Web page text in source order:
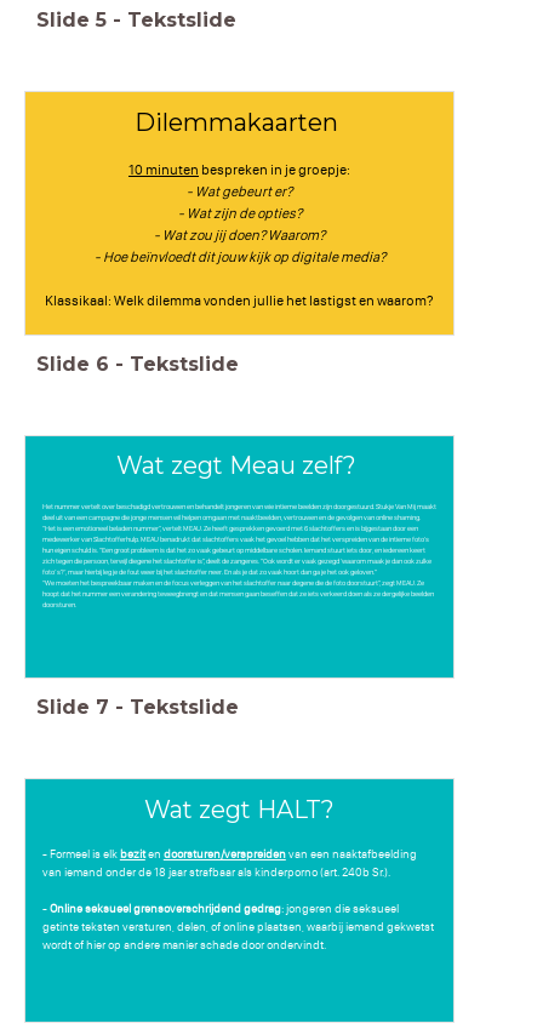
Slide 5 - Tekstslide
Dilemmakaarten
10 minuten bespreken in je groepje:
- Wat gebeurt er?
- Wat zijn de opties?
- Wat zou jij doen? Waarom?
- Hoe beïnvloedt dit jouw kijk op digitale media?
Klassikaal: Welk dilemma vonden jullie het lastigst en waarom?
Slide 6 - Tekstslide
Wat zegt Meau zelf?
Het nummer vertelt over beschadigd vertrouwen en behandelt jongeren van wie intieme beelden zijn doorgestuurd. Stukje Van Mij maakt
deel uit van een campagne die jonge mensen wil helpen omgaan met naaktbeelden, vertrouwen en de gevolgen van online shaming.
"Het is een emotioneel beladen nummer", vertelt MEAU. Ze heeft gesprekken gevoerd met 6 slachtoffers en is bijgestaan door een
medewerker van Slachtofferhulp. MEAU benadrukt dat slachtoffers vaak het gevoel hebben dat het verspreiden van de intieme foto's
hun eigen schuld is. “Een groot probleem is dat het zo vaak gebeurt op middelbare scholen. Iemand stuurt iets door, en iedereen keert
zich tegen die persoon, terwijl diegene het slachtoffer is”, deelt de zangeres. “Ook wordt er vaak gezegd ‘waarom maak je dan ook zulke
foto’s?’, maar hierbij leg je de fout weer bij het slachtoffer neer. En als je dat zo vaak hoort dan ga je het ook geloven.”
“We moeten het bespreekbaar maken en de focus verleggen van het slachtoffer naar degene die de foto doorstuurt”, zegt MEAU. Ze
hoopt dat het nummer een verandering teweegbrengt en dat mensen gaan beseffen dat ze iets verkeerd doen als ze dergelijke beelden
doorsturen.
Slide 7 - Tekstslide
Wat zegt HALT?
- Formeel is elkbeziten doorsturen/verspreidenvan een naaktafbeelding
van iemand onder de 18 jaar strafbaar als kinderporno (art. 240b Sr.).
-Online seksueel grensoverschrijdend gedrag: jongeren die seksueel
getinte teksten versturen, delen, of online plaatsen, waarbij iemand gekwetst
wordt of hier op andere manier schade door ondervindt.